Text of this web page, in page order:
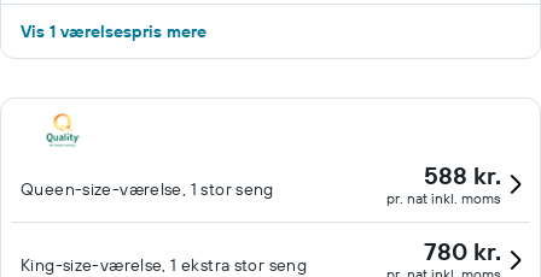
Vis 1 værelsespris mere
Queen-size-værelse, 1 stor seng 588 kr.
pr. nat inkl. moms
King-size-værelse, 1 ekstra stor seng 780 kr.